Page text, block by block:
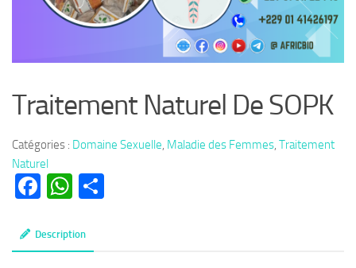
Traitement Naturel De SOPK
Catégories : Domaine Sexuelle, Maladie des Femmes, Traitement
Naturel
Facebook
WhatsApp
Description